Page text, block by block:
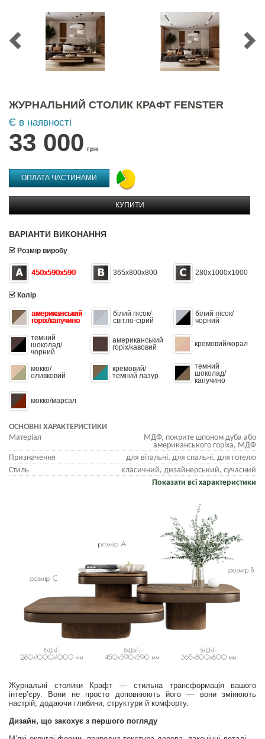
ЖУРНАЛЬНИЙ СТОЛИК КРАФТ FENSTER
Є в наявності
33 000 грн
ОПЛАТА ЧАСТИНАМИ
КУПИТИ
ВАРІАНТИ ВИКОНАННЯ
Розмір виробу
450х590х590 365х800х800 280х1000х1000
Колір
американський
горіх/капучино
білий пісок/
світло-сірий
білий пісок/
чорний
темний
шоколад/
чорний
американський
горіх/кавовий
кремовий/корал
мокко/
оливковий
кремовий/
темний лазур
темний
шоколад/
капучино
мокко/марсал
ОСНОВНІ ХАРАКТЕРИСТИКИ
Матеріал
МДФ, покрите шпоном дуба або
американського горіха, МДФ
Призначення
для вітальні, для спальні, для готелю
Стиль
класичний, дизайнерський, сучасний
Показати всі характеристики
Журнальні столики Крафт — стильна трансформація вашого
інтер’єру. Вони не просто доповнюють його — вони змінюють
настрій, додаючи глибини, структури й комфорту.
Дизайн, що закохує з першого погляду